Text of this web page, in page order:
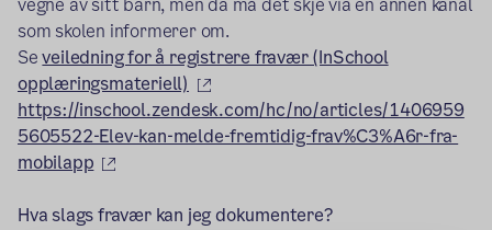
som skolen informerer om.
Seveiledning for å registrere fravær (InSchool
opplæringsmateriell)
(ekstern lenke)
https://inschool.zendesk.com/hc/no/articles/1406959
5605522-Elev-kan-melde-fremtidig-frav%C3%A6r-fra-
mobilapp
(ekstern lenke)
Hva slags fravær kan jeg dokumentere?